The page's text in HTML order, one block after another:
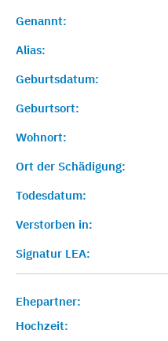
Genannt:
Alias:
Geburtsdatum:
Geburtsort:
Wohnort:
Ort der Schädigung:
Todesdatum:
Verstorben in:
Signatur LEA:
Ehepartner:
Hochzeit: